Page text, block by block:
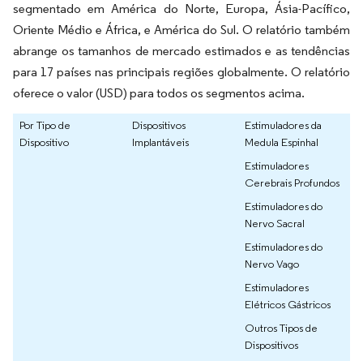
segmentado em América do Norte, Europa, Ásia-Pacífico,
Oriente Médio e África, e América do Sul. O relatório também
abrange os tamanhos de mercado estimados e as tendências
para 17 países nas principais regiões globalmente. O relatório
oferece o valor (USD) para todos os segmentos acima.
Por Tipo de
Dispositivo
Dispositivos
Implantáveis
Estimuladores da
Medula Espinhal
Estimuladores
Cerebrais Profundos
Estimuladores do
Nervo Sacral
Estimuladores do
Nervo Vago
Estimuladores
Elétricos Gástricos
Outros Tipos de
Dispositivos